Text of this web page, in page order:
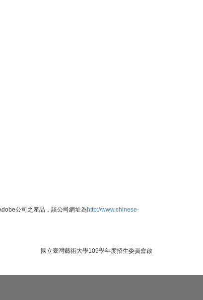
公司之產品，該公司網址為http://www.chinese-
國立臺灣藝術大學109學年度招生委員會啟